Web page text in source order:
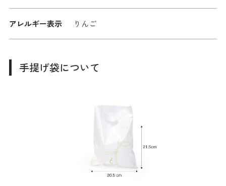
アレルギー表示 りんご
手提げ袋について